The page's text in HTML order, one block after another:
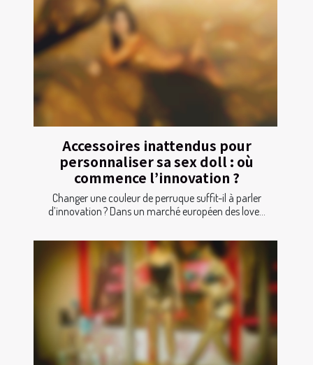
Accessoires inattendus pour
personnaliser sa sex doll : où
commence l’innovation ?
Changer une couleur de perruque suffit-il à parler
d’innovation ? Dans un marché européen des love...